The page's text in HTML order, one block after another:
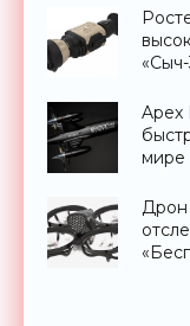
Apex
мире
Дрон